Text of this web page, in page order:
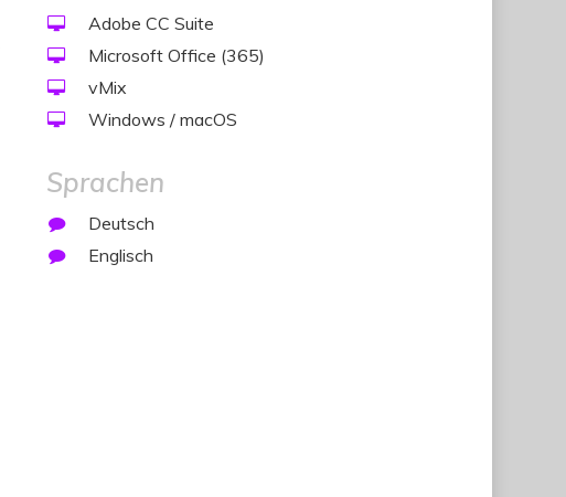
Adobe CC Suite
Microsoft Office (365)
vMix
Windows / macOS
Sprachen
Deutsch
Englisch